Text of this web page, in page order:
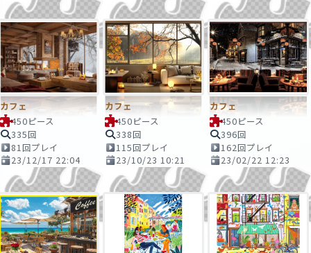
カフェ
450ピース
335回
81回プレイ
23/12/17 22:04
カフェ
450ピース
338回
115回プレイ
23/10/23 10:21
カフェ
450ピース
396回
162回プレイ
23/02/22 12:23